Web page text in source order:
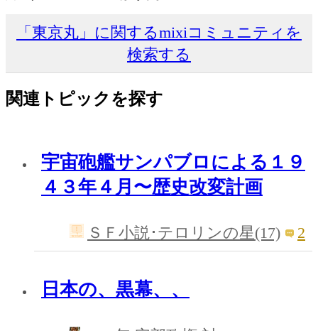
「東京丸」に関するmixiコミュニティを
検索する
関連トピックを探す
宇宙砲艦サンパブロによる１９
４３年４月〜歴史改変計画
ＳＦ小説･テロリンの星(17) 2
日本の、黒幕、、